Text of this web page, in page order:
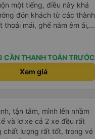
một tiếng, điều này khá
đón khách từ các thành
mái, ghế nằm êm ái,
vẫn ngủ ngon. Sau khi
toàn nguyên vẹn. Tất
rắc rối như vậy, nhưng thật
đến khách hàng của
CẦN THANH TOÁN TRƯỚC
Xem giá
tận tâm, mình lên nhầm
và lơ xe cả 2 xe đều rất
chất lượng rất tốt, trong vé